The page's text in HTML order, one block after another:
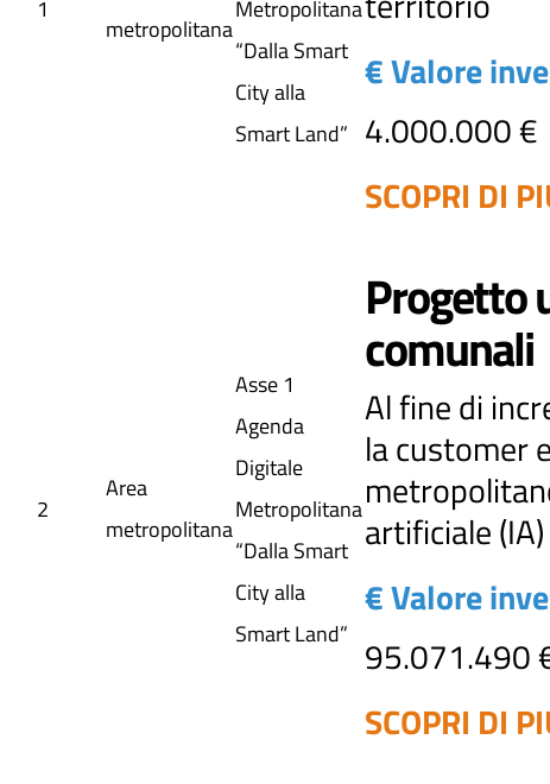
1
metropolitana
Metropolitana
“Dalla Smart
City alla
Smart Land”
€ Valore
4.000.000 €
SCOPRI DI
2
Area
metropolitana
Asse 1
Agenda
Digitale
Metropolitana
“Dalla Smart
City alla
Smart Land”
Progetto
comunali
Al fine di
la customer
artificiale (IA)
€ Valore
95.071.490
SCOPRI DI